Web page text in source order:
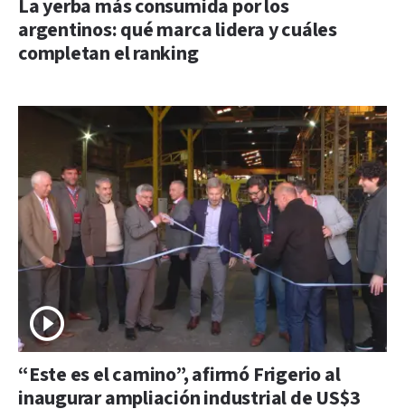
La yerba más consumida por los
argentinos: qué marca lidera y cuáles
completan el ranking
“Este es el camino”, afirmó Frigerio al
inaugurar ampliación industrial de US$3